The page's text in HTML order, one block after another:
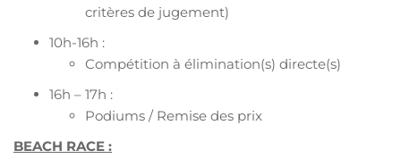
critères de jugement)
10h-16h :
Compétition à élimination(s) directe(s)
16h – 17h :
Podiums / Remise des prix
BEACH RACE :